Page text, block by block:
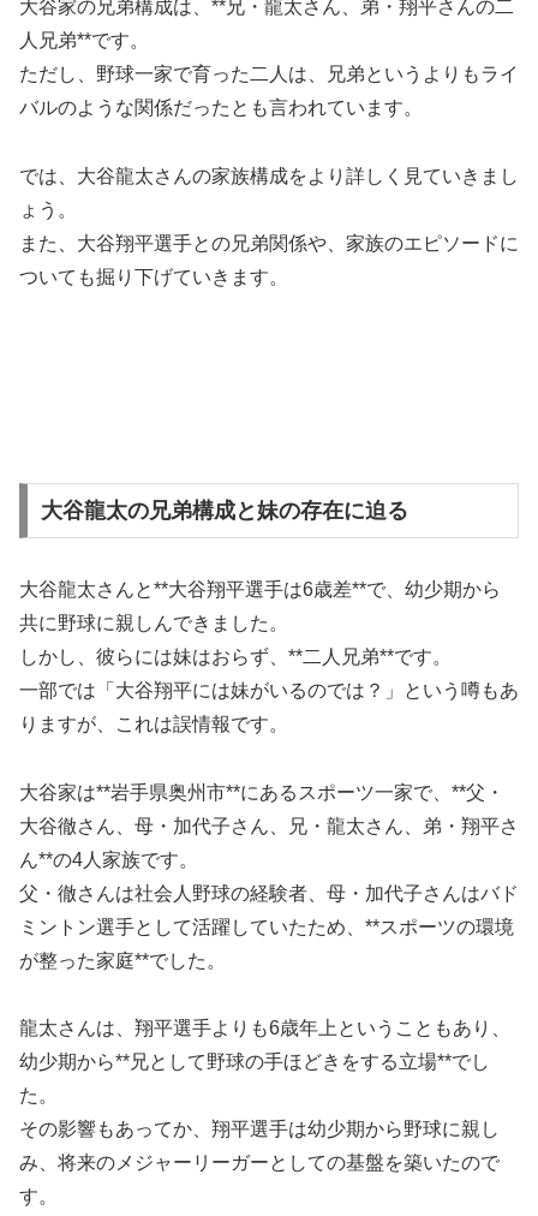
大谷家の兄弟構成は、**兄・龍太さん、弟・翔平さんの二
人兄弟**です。
ただし、野球一家で育った二人は、兄弟というよりもライ
バルのような関係だったとも言われています。
では、大谷龍太さんの家族構成をより詳しく見ていきまし
ょう。
また、大谷翔平選手との兄弟関係や、家族のエピソードに
ついても掘り下げていきます。
大谷龍太の兄弟構成と妹の存在に迫る
大谷龍太さんと**大谷翔平選手は6歳差**で、幼少期から
共に野球に親しんできました。
しかし、彼らには妹はおらず、**二人兄弟**です。
一部では「大谷翔平には妹がいるのでは？」という噂もあ
りますが、これは誤情報です。
大谷家は**岩手県奥州市**にあるスポーツ一家で、**父・
大谷徹さん、母・加代子さん、兄・龍太さん、弟・翔平さ
ん**の4人家族です。
父・徹さんは社会人野球の経験者、母・加代子さんはバド
ミントン選手として活躍していたため、**スポーツの環境
が整った家庭**でした。
龍太さんは、翔平選手よりも6歳年上ということもあり、
幼少期から**兄として野球の手ほどきをする立場**でし
た。
その影響もあってか、翔平選手は幼少期から野球に親し
み、将来のメジャーリーガーとしての基盤を築いたので
す。